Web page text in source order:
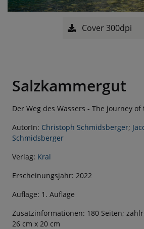
Cover 300dpi
Salzkammergut
Der Weg des Wassers - The journey
AutorIn: Christoph Schmidsberger;
Schmidsberger
Verlag: Kral
Erscheinungsjahr: 2022
Auflage: 1. Auflage
Zusatzinformationen: 180 Seiten;
26 cm x 20 cm